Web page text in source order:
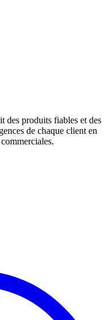
produits fiables et des
de chaque client en